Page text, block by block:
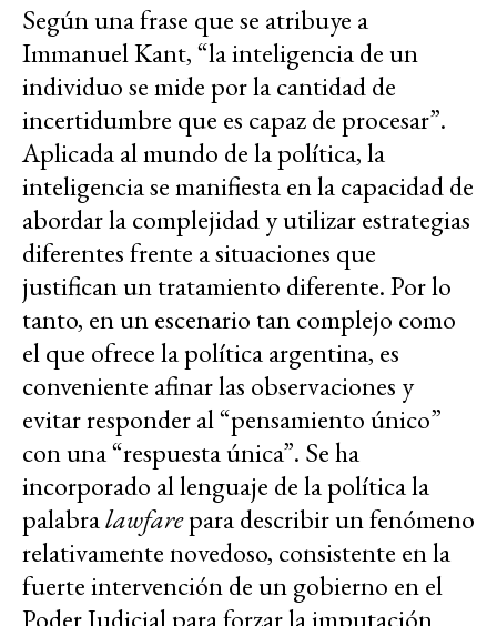
Según una frase que se atribuye a
Immanuel Kant, “la inteligencia de un
individuo se mide por la cantidad de
incertidumbre que es capaz de procesar”.
Aplicada al mundo de la política, la
inteligencia se manifiesta en la capacidad de
abordar la complejidad y utilizar estrategias
diferentes frente a situaciones que
justifican un tratamiento diferente. Por lo
tanto, en un escenario tan complejo como
el que ofrece la política argentina, es
conveniente afinar las observaciones y
evitar responder al “pensamiento único”
con una “respuesta única”. Se ha
incorporado al lenguaje de la política la
palabralawfarepara describir un fenómeno
relativamente novedoso, consistente en la
fuerte intervención de un gobierno en el
Poder Judicial para forzar la imputación